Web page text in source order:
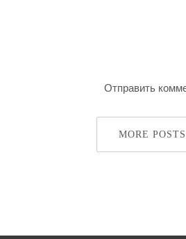
MORE POSTS